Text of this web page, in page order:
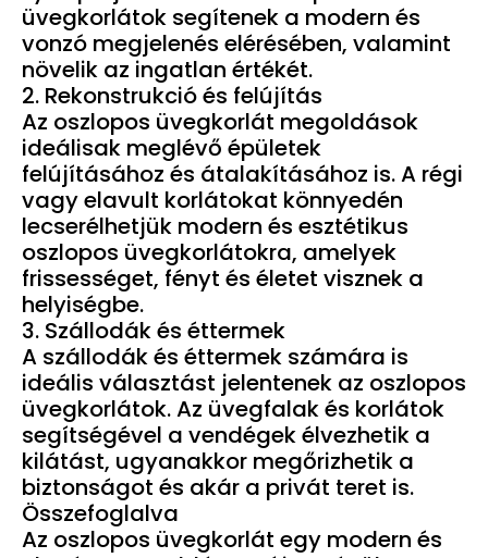
üvegkorlátok segítenek a modern és
vonzó megjelenés elérésében, valamint
növelik az ingatlan értékét.
2. Rekonstrukció és felújítás
Az oszlopos üvegkorlát megoldások
ideálisak meglévő épületek
felújításához és átalakításához is. A régi
vagy elavult korlátokat könnyedén
lecserélhetjük modern és esztétikus
oszlopos üvegkorlátokra, amelyek
frissességet, fényt és életet visznek a
helyiségbe.
3. Szállodák és éttermek
A szállodák és éttermek számára is
ideális választást jelentenek az oszlopos
üvegkorlátok. Az üvegfalak és korlátok
segítségével a vendégek élvezhetik a
kilátást, ugyanakkor megőrizhetik a
biztonságot és akár a privát teret is.
Összefoglalva
Az oszlopos üvegkorlát egy modern és